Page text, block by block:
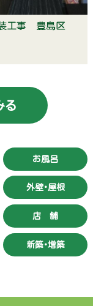
工事 豊島区
る
お風呂
外壁･屋根
店 舗
新築･増築